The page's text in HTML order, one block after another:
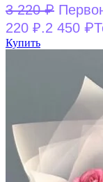
3 220₽
220 ₽.2 450 ₽
Купить